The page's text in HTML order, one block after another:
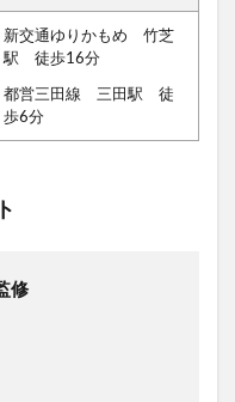
新交通ゆりかもめ 竹芝
駅 徒歩16分
都営三田線 三田駅 徒
歩6分
修